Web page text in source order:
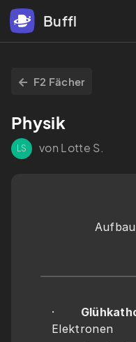
Buffl
F2 Fächer
Physik
LS von Lotte S.
·
Elektronen